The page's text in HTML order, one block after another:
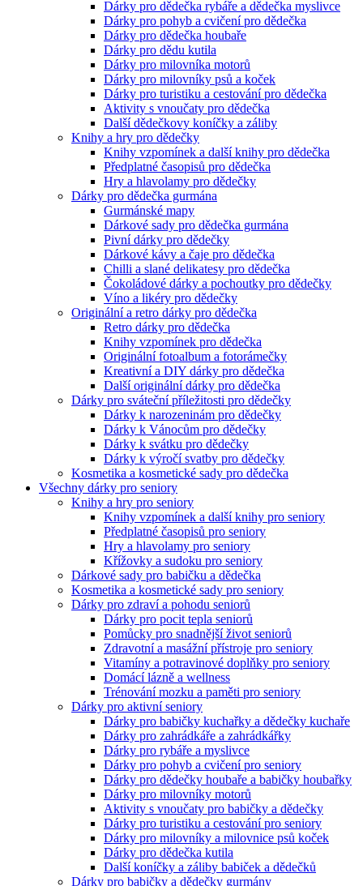
Dárky pro dědečka rybáře a dědečka myslivce
Dárky pro pohyb a cvičení pro dědečka
Dárky pro dědečka houbaře
Dárky pro dědu kutila
Dárky pro milovníka motorů
Dárky pro milovníky psů a koček
Dárky pro turistiku a cestování pro dědečka
Aktivity s vnoučaty pro dědečka
Další dědečkovy koníčky a záliby
Knihy a hry pro dědečky
Knihy vzpomínek a další knihy pro dědečka
Předplatné časopisů pro dědečka
Hry a hlavolamy pro dědečky
Dárky pro dědečka gurmána
Gurmánské mapy
Dárkové sady pro dědečka gurmána
Pivní dárky pro dědečky
Dárkové kávy a čaje pro dědečka
Chilli a slané delikatesy pro dědečka
Čokoládové dárky a pochoutky pro dědečky
Víno a likéry pro dědečky
Originální a retro dárky pro dědečka
Retro dárky pro dědečka
Knihy vzpomínek pro dědečka
Originální fotoalbum a fotorámečky
Kreativní a DIY dárky pro dědečka
Další originální dárky pro dědečka
Dárky pro sváteční příležitosti pro dědečky
Dárky k narozeninám pro dědečky
Dárky k Vánocům pro dědečky
Dárky k svátku pro dědečky
Dárky k výročí svatby pro dědečky
Kosmetika a kosmetické sady pro dědečka
Všechny dárky pro seniory
Knihy a hry pro seniory
Knihy vzpomínek a další knihy pro seniory
Předplatné časopisů pro seniory
Hry a hlavolamy pro seniory
Křížovky a sudoku pro seniory
Dárkové sady pro babičku a dědečka
Kosmetika a kosmetické sady pro seniory
Dárky pro zdraví a pohodu seniorů
Dárky pro pocit tepla seniorů
Pomůcky pro snadnější život seniorů
Zdravotní a masážní přístroje pro seniory
Vitamíny a potravinové doplňky pro seniory
Domácí lázně a wellness
Trénování mozku a paměti pro seniory
Dárky pro aktivní seniory
Dárky pro babičky kuchařky a dědečky kuchaře
Dárky pro zahrádkáře a zahrádkářky
Dárky pro rybáře a myslivce
Dárky pro pohyb a cvičení pro seniory
Dárky pro dědečky houbaře a babičky houbařky
Dárky pro milovníky motorů
Aktivity s vnoučaty pro babičky a dědečky
Dárky pro turistiku a cestování pro seniory
Dárky pro milovníky a milovnice psů koček
Dárky pro dědečka kutila
Další koníčky a záliby babiček a dědečků
Dárky pro babičky a dědečky gurmány